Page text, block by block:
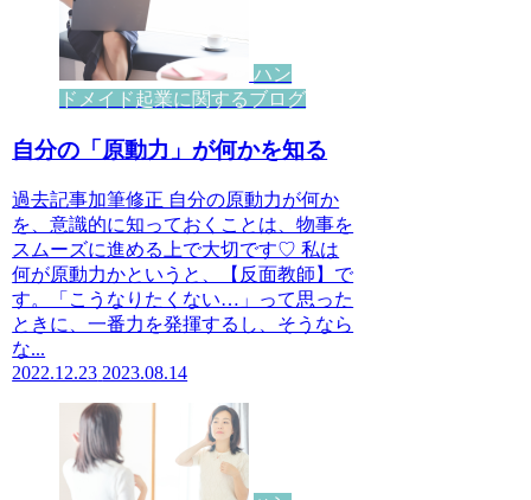
ハン
ドメイド起業に関するブログ
自分の「原動力」が何かを知る
過去記事加筆修正 自分の原動力が何か
を、意識的に知っておくことは、物事を
スムーズに進める上で大切です♡ 私は
何が原動力かというと、【反面教師】で
す。「こうなりたくない…」って思った
ときに、一番力を発揮するし、そうなら
な...
2022.12.23 2023.08.14